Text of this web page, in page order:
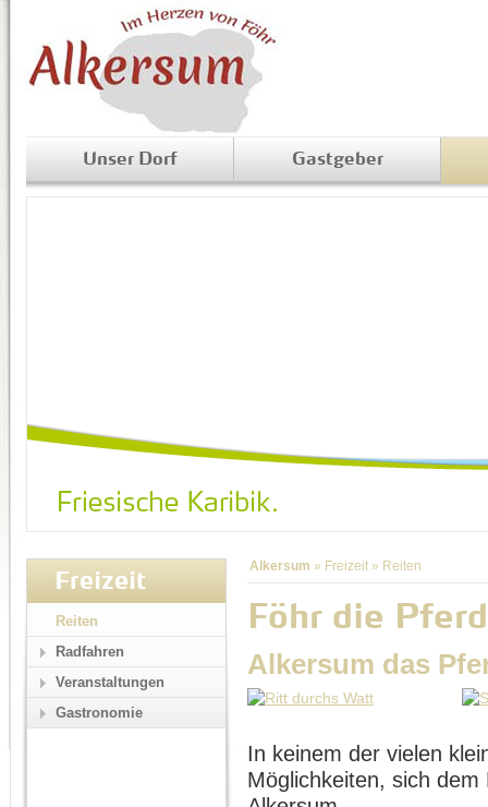
Unser Dorf Gastgeber
Alkersum » Freizeit » Reiten
Föhr die
Alkersum das
In keinem der vielen
Möglichkeiten, sich
Freizeit
Reiten
Radfahren
Veranstaltungen
Gastronomie